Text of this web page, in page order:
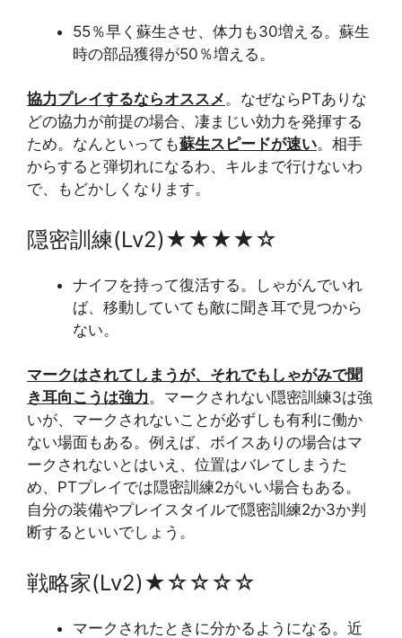
55％早く蘇生させ、体力も30増える。蘇生
時の部品獲得が50％増える。
協力プレイするならオススメ。なぜならPTありな
どの協力が前提の場合、凄まじい効力を発揮する
ため。なんといっても蘇生スピードが速い。相手
からすると弾切れになるわ、キルまで行けないわ
で、もどかしくなります。
隠密訓練(Lv2)★★★★☆
ナイフを持って復活する。しゃがんでいれ
ば、移動していても敵に聞き耳で見つから
ない。
マークはされてしまうが、それでもしゃがみで聞
き耳向こうは強力。マークされない隠密訓練3は強
いが、マークされないことが必ずしも有利に働か
ない場面もある。例えば、ボイスありの場合はマ
ークされないとはいえ、位置はバレてしまうた
め、PTプレイでは隠密訓練2がいい場合もある。
自分の装備やプレイスタイルで隠密訓練2か3か判
断するといいでしょう。
戦略家(Lv2)★☆☆☆☆
マークされたときに分かるようになる。近